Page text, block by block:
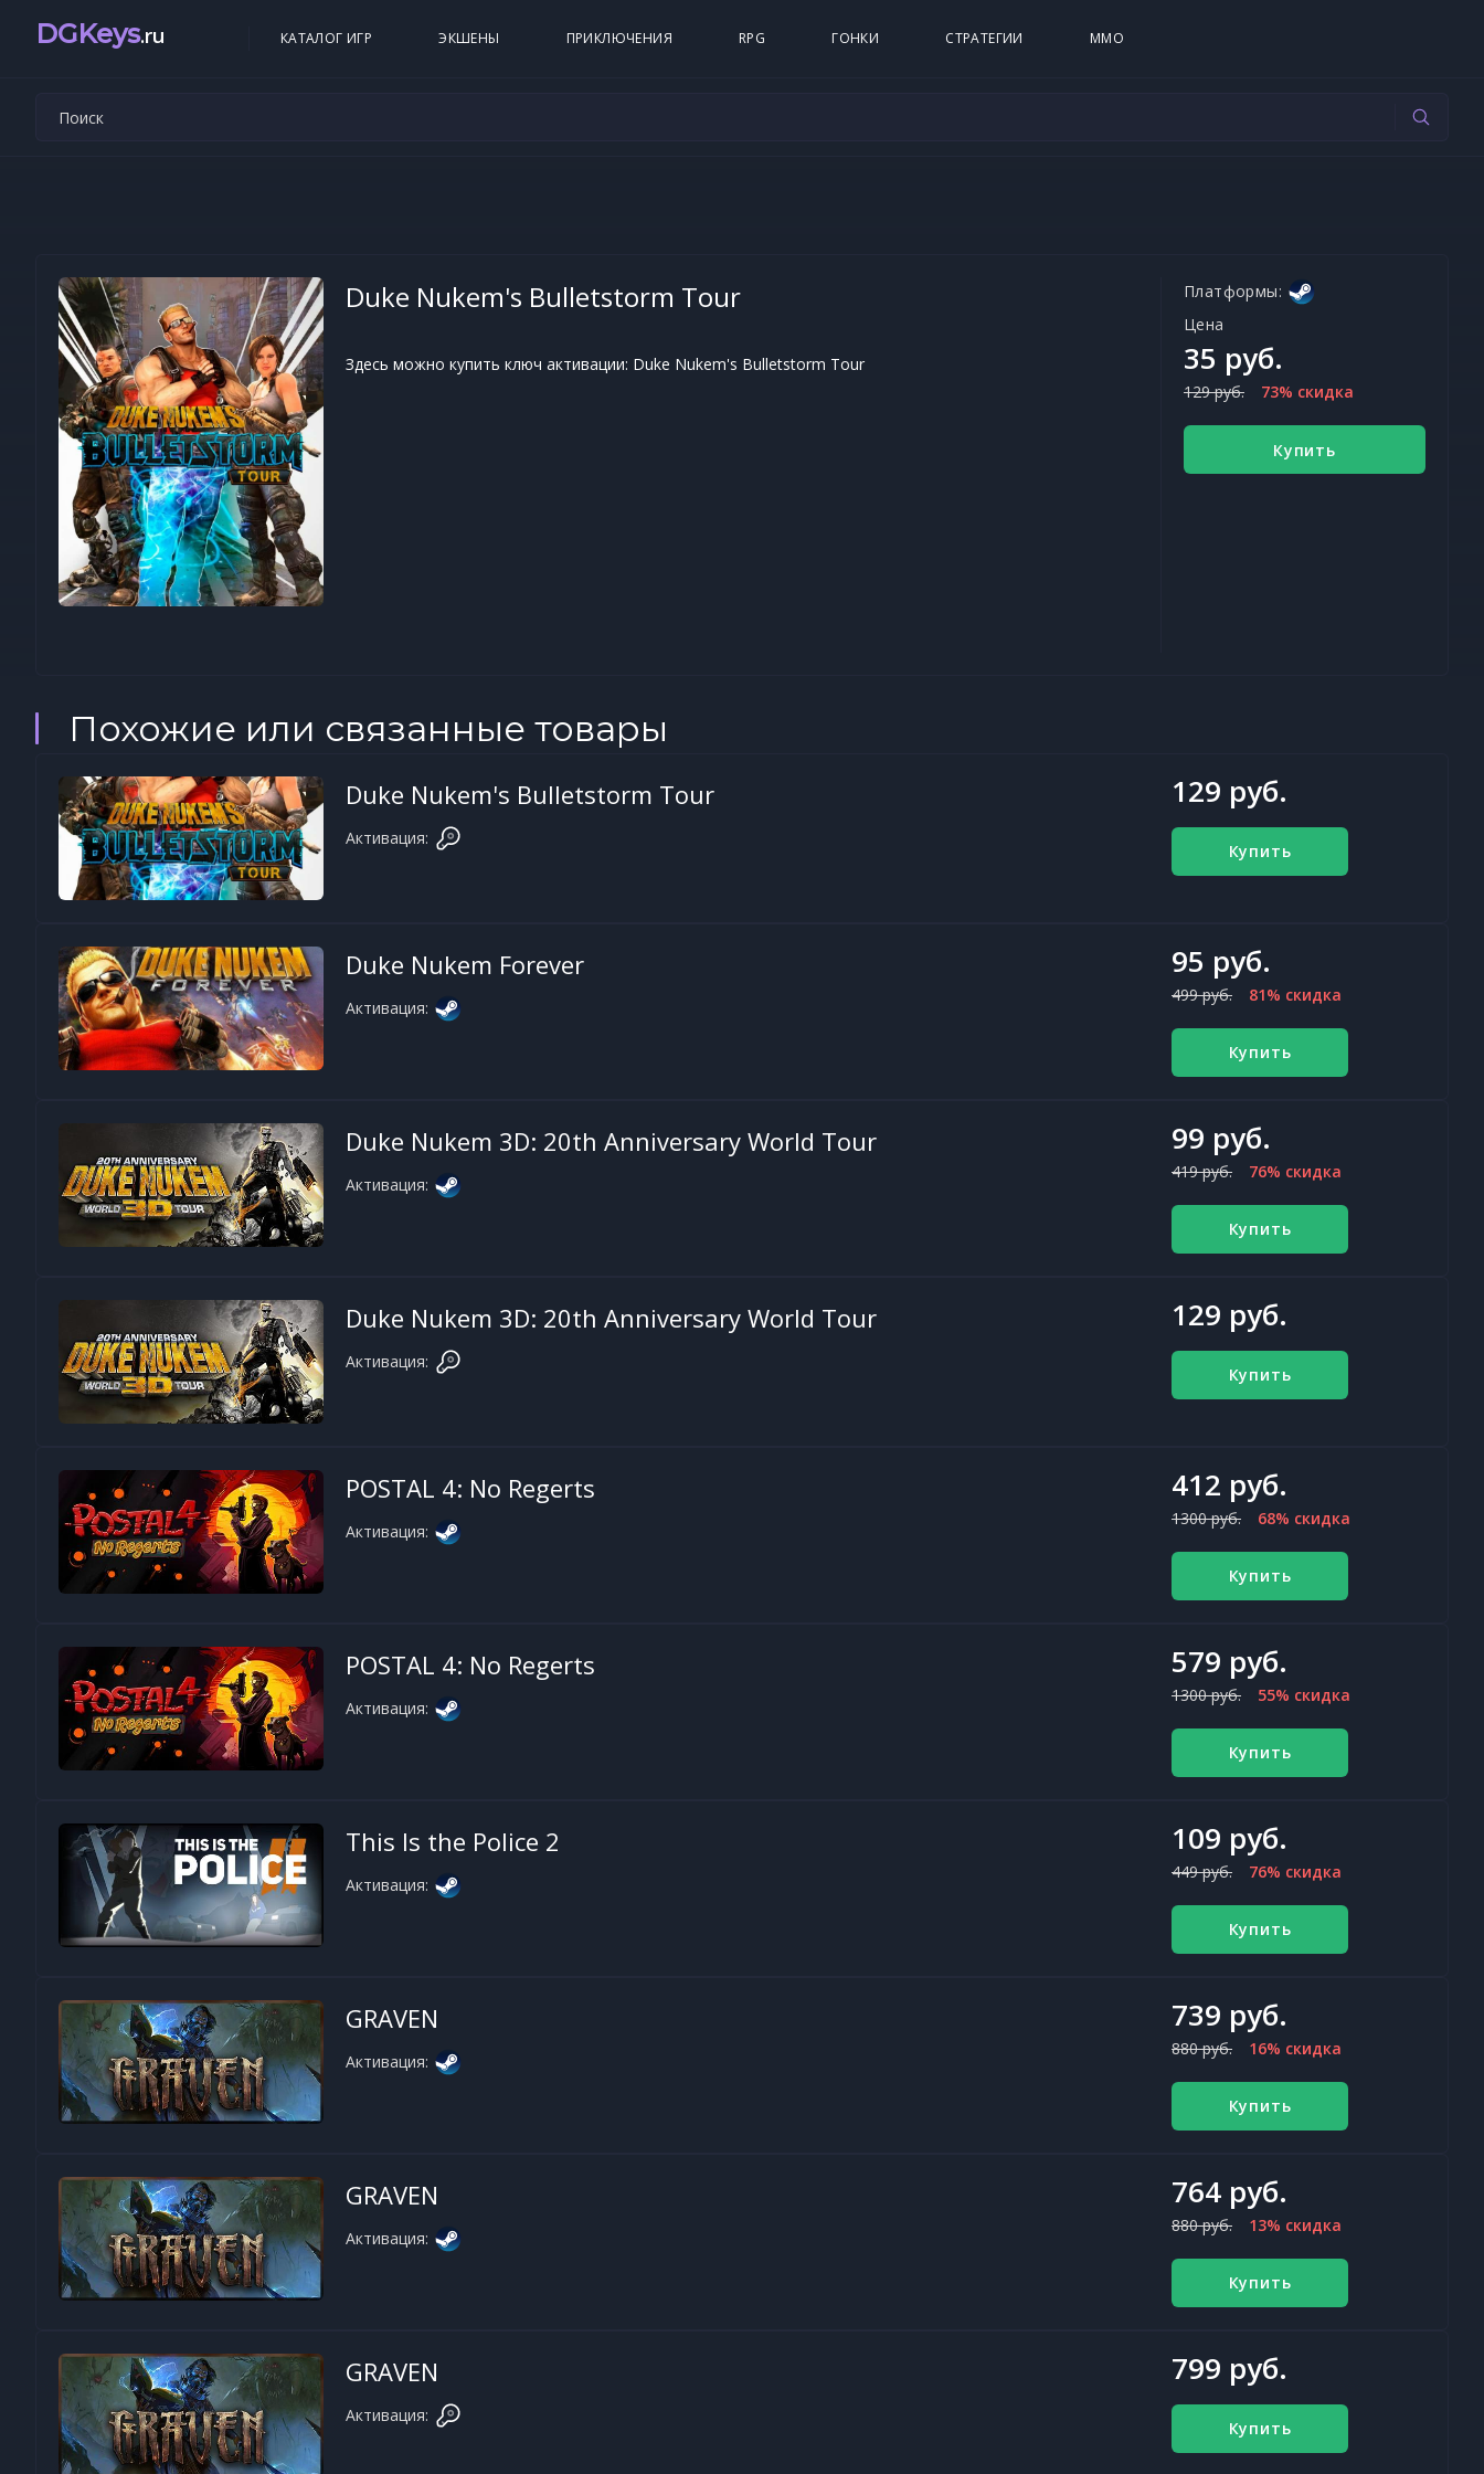
DGKeys.ru КАТАЛОГ ИГР ЭКШЕНЫ ПРИКЛЮЧЕНИЯ RPG ГОНКИ СТРАТЕГИИ MMO
Duke Nukem's Bulletstorm Tour
Здесь можно купить ключ активации: Duke Nukem's Bulletstorm Tour
Платформы:
Цена
35 руб.
129 руб. 73% скидка
Купить
Похожие или связанные товары
Duke Nukem's Bulletstorm Tour
Активация:
129 руб.
Купить
Duke Nukem Forever
Активация:
95 руб.
499 руб. 81% скидка
Купить
Duke Nukem 3D: 20th Anniversary World Tour
Активация:
99 руб.
419 руб. 76% скидка
Купить
Duke Nukem 3D: 20th Anniversary World Tour
Активация:
129 руб.
Купить
POSTAL 4: No Regerts
Активация:
412 руб.
1300 руб. 68% скидка
Купить
POSTAL 4: No Regerts
Активация:
579 руб.
1300 руб. 55% скидка
Купить
This Is the Police 2
Активация:
109 руб.
449 руб. 76% скидка
Купить
GRAVEN
Активация:
739 руб.
880 руб. 16% скидка
Купить
GRAVEN
Активация:
764 руб.
880 руб. 13% скидка
Купить
GRAVEN
Активация:
799 руб.
Купить